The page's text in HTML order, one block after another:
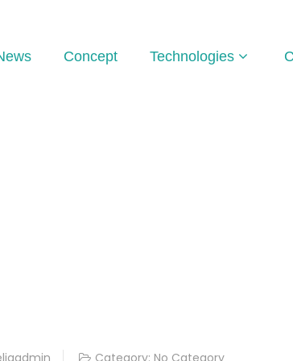
Concept Technologies
Category: No Category